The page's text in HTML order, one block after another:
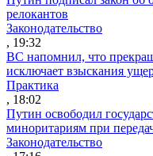
релокантов
Законодательство
, 19:32
ВС напомнил, что
исключает взыскания
Практика
, 18:02
Путин освободил
миноритариям при
Законодательство